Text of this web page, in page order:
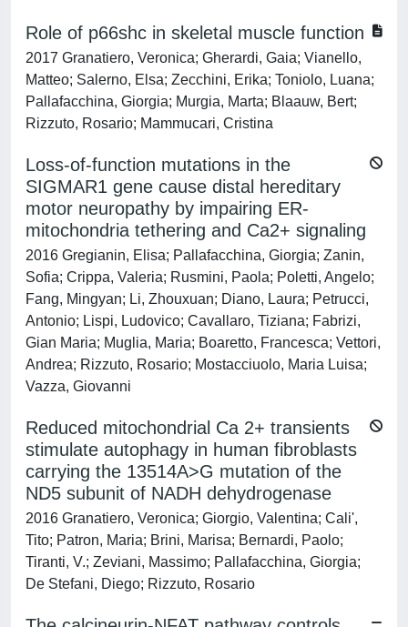
Role of p66shc in skeletal muscle function
2017 Granatiero, Veronica; Gherardi, Gaia; Vianello,
Matteo; Salerno, Elsa; Zecchini, Erika; Toniolo, Luana;
Pallafacchina, Giorgia; Murgia, Marta; Blaauw, Bert;
Rizzuto, Rosario; Mammucari, Cristina
Loss-of-function mutations in the
SIGMAR1 gene cause distal hereditary
motor neuropathy by impairing ER-
mitochondria tethering and Ca2+ signaling
2016 Gregianin, Elisa; Pallafacchina, Giorgia; Zanin,
Sofia; Crippa, Valeria; Rusmini, Paola; Poletti, Angelo;
Fang, Mingyan; Li, Zhouxuan; Diano, Laura; Petrucci,
Antonio; Lispi, Ludovico; Cavallaro, Tiziana; Fabrizi,
Gian Maria; Muglia, Maria; Boaretto, Francesca; Vettori,
Andrea; Rizzuto, Rosario; Mostacciuolo, Maria Luisa;
Vazza, Giovanni
Reduced mitochondrial Ca 2+ transients
stimulate autophagy in human fibroblasts
carrying the 13514A>G mutation of the
ND5 subunit of NADH dehydrogenase
2016 Granatiero, Veronica; Giorgio, Valentina; Cali',
Tito; Patron, Maria; Brini, Marisa; Bernardi, Paolo;
Tiranti, V.; Zeviani, Massimo; Pallafacchina, Giorgia;
De Stefani, Diego; Rizzuto, Rosario